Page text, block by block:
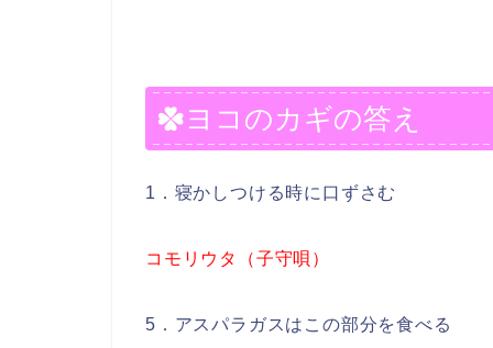
ヨコのカギの答え
1．寝かしつける時に口ずさむ
コモリウタ（子守唄）
5．アスパラガスはこの部分を食べる